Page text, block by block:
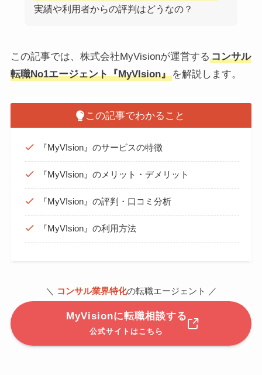
実績や利用者からの評判はどうなの？
この記事では、株式会社MyVisionが運営する コンサル
転職No1エージェント『MyVIsion』を解説します。
この記事でわかること
『MyVIsion』のサービスの特徴
『MyVIsion』のメリット・デメリット
『MyVIsion』の評判・口コミ分析
『MyVIsion』の利用方法
＼ コンサル業界特化の転職エージェント ／
MyVisionに転職相談する
公式サイトはこちら